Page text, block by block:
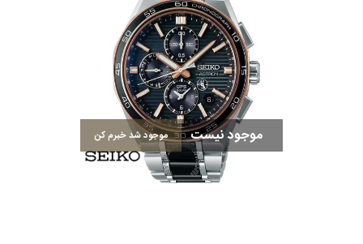
موجود نیست موجود شد خبرم کن